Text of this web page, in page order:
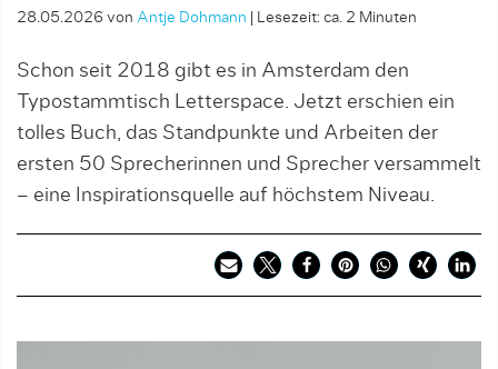
28.05.2026 von Antje Dohmann Lesezeit: ca. 2 Minuten
Schon seit 2018 gibt es in Amsterdam den
Typostammtisch Letterspace. Jetzt erschien ein
tolles Buch, das Standpunkte und Arbeiten der
ersten 50 Sprecherinnen und Sprecher versammelt
– eine Inspirationsquelle auf höchstem Niveau.